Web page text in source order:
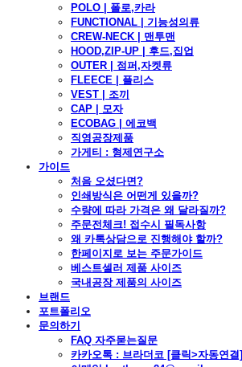
POLO | 폴로,카라
FUNCTIONAL | 기능성의류
CREW-NECK | 맨투맨
HOOD,ZIP-UP | 후드,집업
OUTER | 점퍼,자켓류
FLEECE | 플리스
VEST | 조끼
CAP | 모자
ECOBAG | 에코백
직영공장제품
가게티 : 형제연구소
가이드
처음 오셨다면?
인쇄방식은 어떤게 있을까?
수량에 따라 가격은 왜 달라질까?
주문전체크! 접수시 필독사항
왜 카톡상담으로 진행해야 할까?
한페이지로 보는 주문가이드
베스트셀러 제품 사이즈
국내공장 제품의 사이즈
브랜드
포트폴리오
문의하기
FAQ 자주묻는질문
카카오톡 : 브라더코 [클릭>자동연결]